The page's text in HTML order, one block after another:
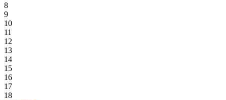
8
9
10
11
12
13
14
15
16
17
18